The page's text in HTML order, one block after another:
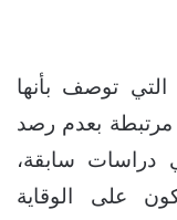
توصف بأنها
مرتبطة بعدم رصد
دراسات سابقة،
على الوقاية